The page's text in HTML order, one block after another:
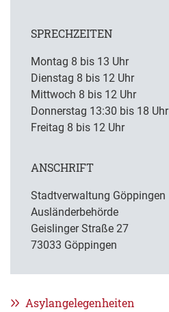
SPRECHZEITEN
Montag 8 bis 13 Uhr
Dienstag 8 bis 12 Uhr
Mittwoch 8 bis 12 Uhr
Donnerstag 13:30 bis 18 Uhr
Freitag 8 bis 12 Uhr
ANSCHRIFT
Stadtverwaltung Göppingen
Ausländerbehörde
Geislinger Straße 27
73033 Göppingen
Asylangelegenheiten